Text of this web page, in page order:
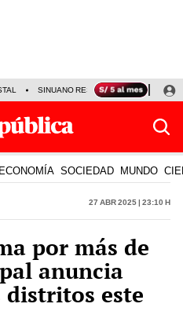
SINUANO RESULTADOS HOY
ECONOMÍA SOCIEDAD MUNDO
27 Abr 2025 | 23:10 h
por más de
anuncia
este